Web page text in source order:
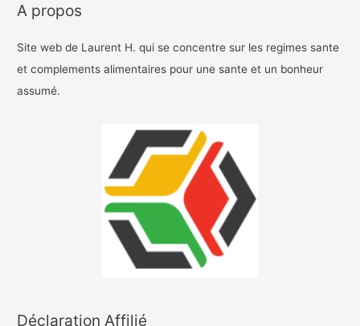
A propos
Site web de Laurent H. qui se concentre sur les regimes sante
et complements alimentaires pour une sante et un bonheur
assumé.
Déclaration Affilié